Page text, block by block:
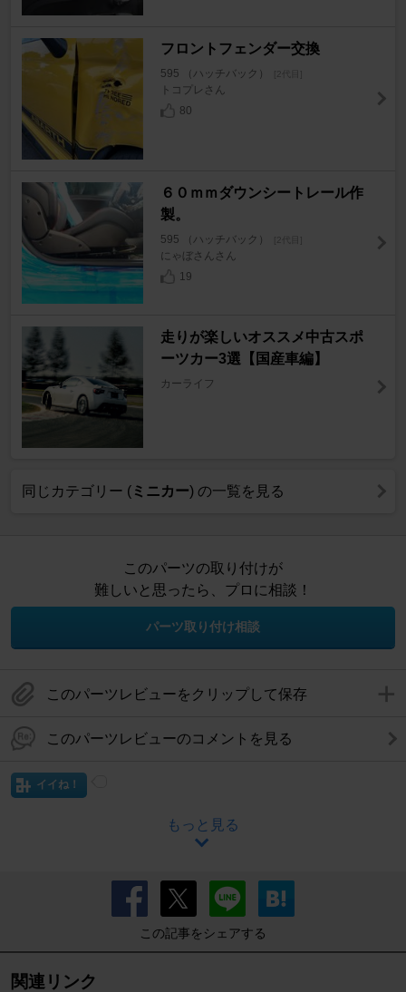
フロントフェンダー交換
595 （ハッチバック） [2代目]
トコプレさん
80
６０ｍｍダウンシートレール作
製。
595 （ハッチバック） [2代目]
にゃぼさんさん
19
走りが楽しいオススメ中古スポ
ーツカー3選【国産車編】
カーライフ
同じカテゴリー ( ミニカー) の一覧を見る
このパーツの取り付けが
難しいと思ったら、プロに相談！
パーツ取り付け相談
このパーツレビューをクリップして保存
このパーツレビューのコメントを見る
イイね！
もっと見る
この記事をシェアする
関連リンク